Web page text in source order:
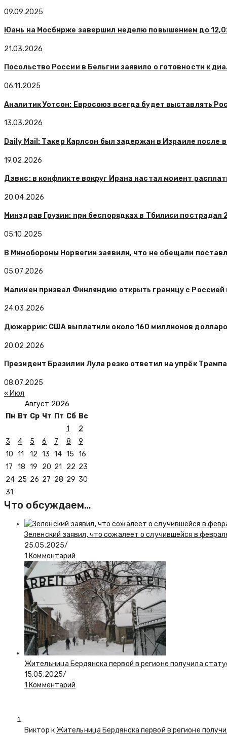
09.09.2025
Юань на Мосбирже завершил неделю повышением до
21.03.2026
Посольство России в Бельгии заявило о готовности к
06.11.2025
Аналитик Уотсон: Евросоюз всегда будет выставлять
13.03.2026
Daily Mail: Такер Карлсон был задержан в Израиле после
19.02.2026
Дэвис: в конфликте вокруг Ирана настал момент
20.04.2026
Минздрав Грузии: при беспорядках в Тбилиси пострадал
05.10.2025
В Минобороны Норвегии заявили, что не обещали
05.07.2026
Малинен призвал Финляндию открыть границу с Россией
24.03.2026
Дюжаррик: США выплатили около 160 миллионов
20.02.2026
Президент Бразилии Лула резко ответил на упрёк
08.07.2025
« Июл
Август 2026
Пн Вт Ср Чт Пт Сб Вс
1
2
3
4 5 6 7 8
9
10 11 12 13 14 15 16
17
18 19 20 21 22 23
24 25 26 27 28 29 30
31
Что обсуждаем…
Зеленский заявил, что сожалеет о случившейся в
25.05.2025/
1 Комментарий
Жительница Бердянска первой в регионе получила
15.05.2025/
1 Комментарий
Виктор к Жительница Бердянска первой в регионе